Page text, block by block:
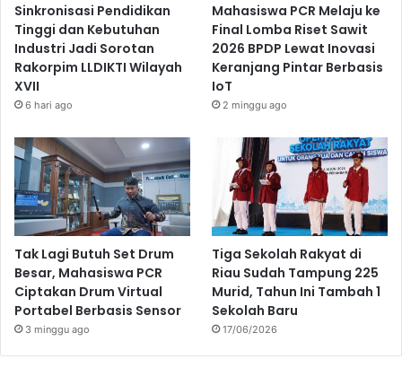
Sinkronisasi Pendidikan
Tinggi dan Kebutuhan
Industri Jadi Sorotan
Rakorpim LLDIKTI Wilayah
XVII
6 hari ago
Mahasiswa PCR Melaju ke
Final Lomba Riset Sawit
2026 BPDP Lewat Inovasi
Keranjang Pintar Berbasis
IoT
2 minggu ago
Tak Lagi Butuh Set Drum
Besar, Mahasiswa PCR
Ciptakan Drum Virtual
Portabel Berbasis Sensor
3 minggu ago
Tiga Sekolah Rakyat di
Riau Sudah Tampung 225
Murid, Tahun Ini Tambah 1
Sekolah Baru
17/06/2026